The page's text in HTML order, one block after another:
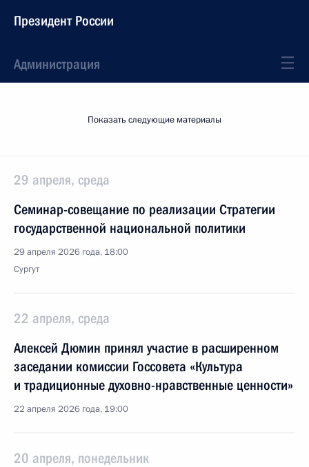
Президент России
Администрация
Показать следующие материалы
29 апреля, среда
Cеминар-совещание по реализации Стратегии
государственной национальной политики
29 апреля 2026 года, 18:00
Сургут
22 апреля, среда
Алексей Дюмин принял участие в расширенном
заседании комиссии Госсовета «Культура
и традиционные духовно-нравственные ценности»
22 апреля 2026 года, 19:00
20 апреля, понедельник